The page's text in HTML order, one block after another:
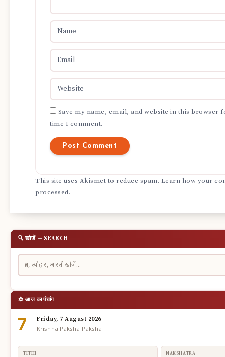
Save my name, email, and website in this browser
time I comment.
This site uses Akismet to reduce spam. Learn how your
processed.
🔍 खोजें — SEARCH
🔯 आज का पंचांग
7 Friday, 7 August 2026
Krishna Paksha Paksha
TITHI NAKSHATRA